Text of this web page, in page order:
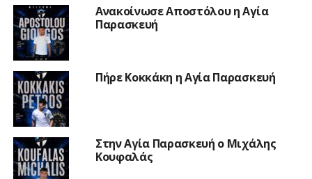
Ανακοίνωσε Αποστόλου η Αγία
Παρασκευή
Πήρε Κοκκάκη η Αγία Παρασκευή
Στην Αγία Παρασκευή ο Μιχάλης
Κουφαλάς